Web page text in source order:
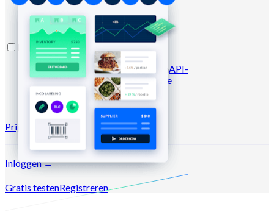
Bronnen
BlogHelpcentrumNieuwsbrievenAPI-
documentatie
MCP-documentatie
Prijzen
Inloggen →
Gratis testenRegistreren